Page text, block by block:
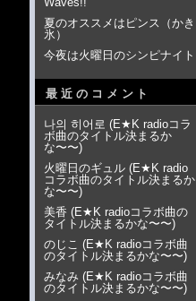
夏のオススメはピンス（かき
氷）
今夜は火曜日のシンピナイト
最近のコメント
나의 히어로 (E★K radioコラ
ボ曲のタイトル決まるか
な〜〜)
火曜日のギュル (E★K radio
コラボ曲のタイトル決まるか
な〜〜)
美香 (E★K radioコラボ曲の
タイトル決まるかな〜〜)
のじこ (E★K radioコラボ曲
のタイトル決まるかな〜〜)
みなみ (E★K radioコラボ曲
のタイトル決まるかな〜〜)